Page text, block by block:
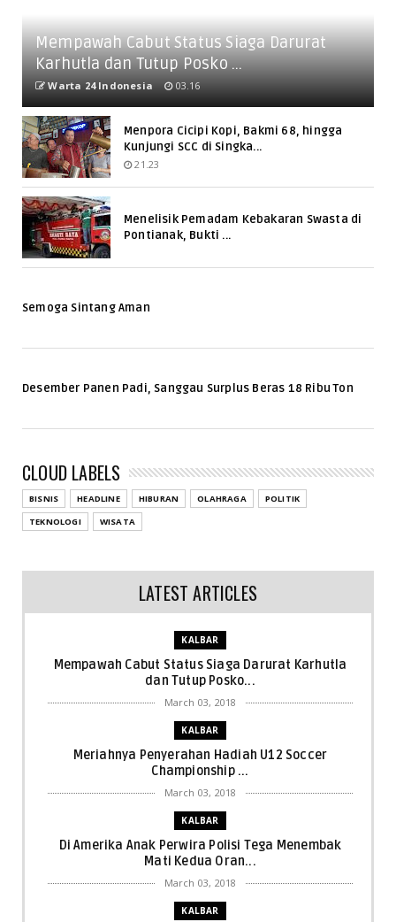
Mempawah Cabut Status Siaga Darurat
Karhutla dan Tutup Posko ...
Warta 24 Indonesia 03.16
Menpora Cicipi Kopi, Bakmi 68, hingga
Kunjungi SCC di Singka...
21.23
Menelisik Pemadam Kebakaran Swasta di
Pontianak, Bukti ...
Semoga Sintang Aman
Desember Panen Padi, Sanggau Surplus Beras 18 Ribu Ton
CLOUD LABELS
BISNIS HEADLINE HIBURAN OLAHRAGA
POLITIK
TEKNOLOGI
WISATA
LATEST ARTICLES
KALBAR
Mempawah Cabut Status Siaga Darurat Karhutla
dan Tutup Posko...
March 03, 2018
KALBAR
Meriahnya Penyerahan Hadiah U12 Soccer
Championship ...
March 03, 2018
KALBAR
Di Amerika Anak Perwira Polisi Tega Menembak
Mati Kedua Oran...
March 03, 2018
KALBAR